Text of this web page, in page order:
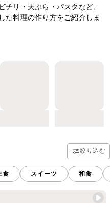
チリ・天ぷら・パスタなど、
た料理の作り方をご紹介しま
絞り込む
食 スイーツ 和食